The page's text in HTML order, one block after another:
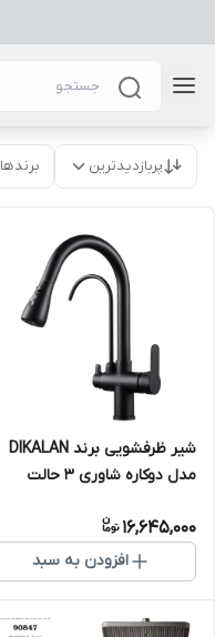
پربازدیدترین برندها
شیر ظرفشویی برند DIKALAN
مدل دوکاره شاوری ۳ حالت
تصفیه
16,645,000
افزودن به سبد